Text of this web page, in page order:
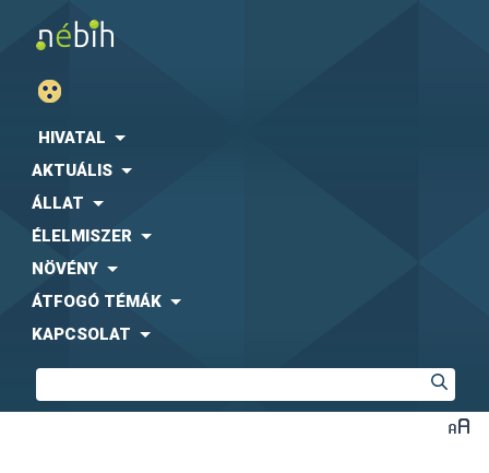
HIVATAL
AKTUÁLIS
ÁLLAT
ÉLELMISZER
NÖVÉNY
ÁTFOGÓ TÉMÁK
KAPCSOLAT